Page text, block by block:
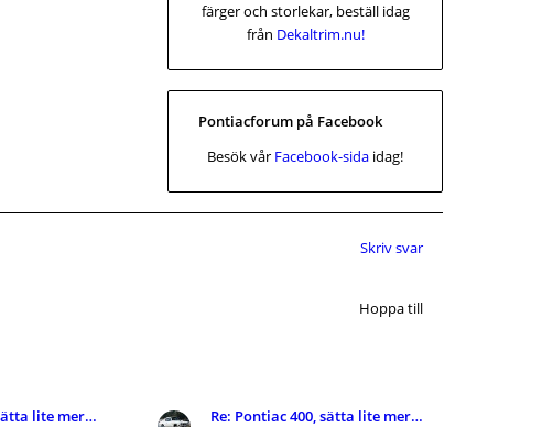
färger och storlekar, beställ idag
från Dekaltrim.nu!
Pontiacforum på Facebook
Besök vår Facebook-sida idag!
Skriv svar
Hoppa till
Re: Pontiac 400, sätta lite mer fart på snurran. Re: Pontiac 400, sätta lite mer fart på snurran.